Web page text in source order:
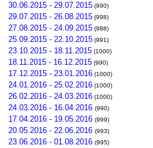
30.06.2015 - 29.07.2015 (990)
29.07.2015 - 26.08.2015 (998)
27.08.2015 - 24.09.2015 (988)
25.09.2015 - 22.10.2015 (991)
23.10.2015 - 18.11.2015 (1000)
18.11.2015 - 16.12.2015 (990)
17.12.2015 - 23.01.2016 (1000)
24.01.2016 - 25.02.2016 (1000)
26.02.2016 - 24.03.2016 (1000)
24.03.2016 - 16.04.2016 (990)
17.04.2016 - 19.05.2016 (999)
20.05.2016 - 22.06.2016 (993)
23.06.2016 - 01.08.2016 (995)